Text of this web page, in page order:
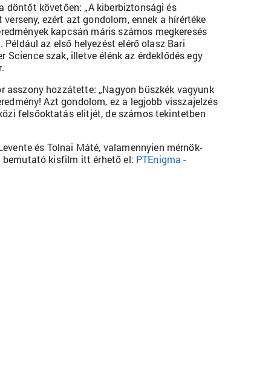
követően: „A kiberbiztonsági és
ezért azt gondolom, ennek a hírértéke
kapcsán máris számos megkeresés
az első helyezést elérő olasz Bari
szak, illetve élénk az érdeklődés egy
hozzátette: „Nagyon büszkék vagyunk
Azt gondolom, ez a legjobb visszajelzés
felsőoktatás elitjét, de számos tekintetben
és Tolnai Máté, valamennyien mérnök-
kisfilm itt érhető el: PTEnigma -